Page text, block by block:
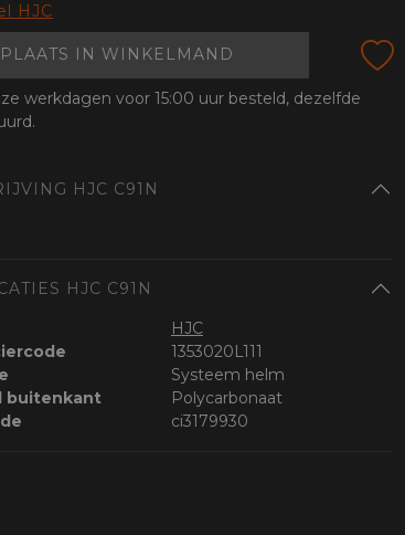
HJC
PLAATS IN WINKELMAND
werkdagen voor 15:00 uur besteld, dezelfde
HJC C91N
HJC C91N
HJC
1353020L111
Systeem helm
buitenkant
Polycarbonaat
ci3179930